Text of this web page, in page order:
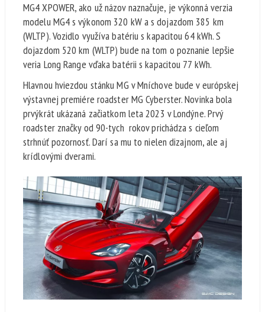
MG4 XPOWER, ako už názov naznačuje, je výkonná verzia
modelu MG4 s výkonom 320 kW a s dojazdom 385 km
(WLTP). Vozidlo využíva batériu s kapacitou 64 kWh. S
dojazdom 520 km (WLTP) bude na tom o poznanie lepšie
veria Long Range vďaka batérii s kapacitou 77 kWh.
Hlavnou hviezdou stánku MG v Mníchove bude v európskej
výstavnej premiére roadster MG Cyberster. Novinka bola
prvýkrát ukázaná začiatkom leta 2023 v Londýne. Prvý
roadster značky od 90-tych rokov prichádza s cieľom
strhnúť pozornosť. Darí sa mu to nielen dizajnom, ale aj
krídlovými dverami.